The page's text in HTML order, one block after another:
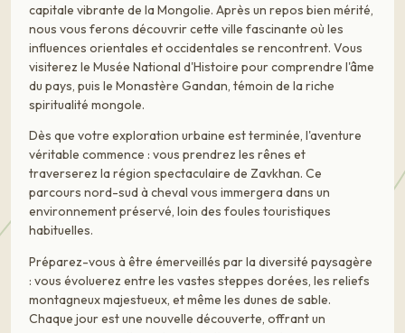
capitale vibrante de la Mongolie. Après un repos bien mérité,
nous vous ferons découvrir cette ville fascinante où les
influences orientales et occidentales se rencontrent. Vous
visiterez le Musée National d'Histoire pour comprendre l'âme
du pays, puis le Monastère Gandan, témoin de la riche
spiritualité mongole.
Dès que votre exploration urbaine est terminée, l'aventure
véritable commence : vous prendrez les rênes et
traverserez la région spectaculaire de Zavkhan. Ce
parcours nord-sud à cheval vous immergera dans un
environnement préservé, loin des foules touristiques
habituelles.
Préparez-vous à être émerveillés par la diversité paysagère
: vous évoluerez entre les vastes steppes dorées, les reliefs
montagneux majestueux, et même les dunes de sable.
Chaque jour est une nouvelle découverte, offrant un